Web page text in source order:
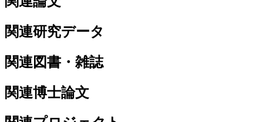
関連研究データ
関連図書・雑誌
関連博士論文